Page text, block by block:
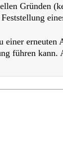
Gründen
erneuten
führen kann.